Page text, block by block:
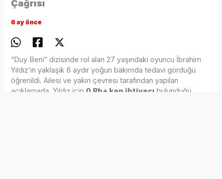
Çağrısı
6 ay önce
“Duy Beni” dizisinde rol alan 27 yaşındaki oyuncu İbrahim
Yıldız’ın yaklaşık 6 aydır yoğun bakımda tedavi gördüğü
öğrenildi. Ailesi ve yakın çevresi tarafından yapılan
açıklamada, Yıldız için 0 Rh+ kan ihtiyacı bulunduğu